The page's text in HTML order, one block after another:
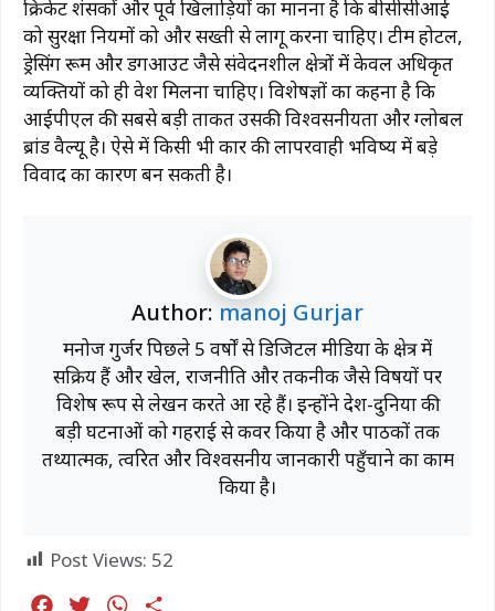
क्रिकेट प्रशंसकों और पूर्व खिलाड़ियों का मानना है कि बीसीसीआई
को सुरक्षा नियमों को और सख्ती से लागू करना चाहिए। टीम होटल,
ड्रेसिंग रूम और डगआउट जैसे संवेदनशील क्षेत्रों में केवल अधिकृत
व्यक्तियों को ही प्रवेश मिलना चाहिए। विशेषज्ञों का कहना है कि
आईपीएल की सबसे बड़ी ताकत उसकी विश्वसनीयता और ग्लोबल
ब्रांड वैल्यू है। ऐसे में किसी भी प्रकार की लापरवाही भविष्य में बड़े
विवाद का कारण बन सकती है।
Author: manoj Gurjar
मनोज गुर्जर पिछले 5 वर्षों से डिजिटल मीडिया के क्षेत्र में
सक्रिय हैं और खेल, राजनीति और तकनीक जैसे विषयों पर
विशेष रूप से लेखन करते आ रहे हैं। इन्होंने देश-दुनिया की
बड़ी घटनाओं को गहराई से कवर किया है और पाठकों तक
तथ्यात्मक, त्वरित और विश्वसनीय जानकारी पहुँचाने का काम
किया है।
Post Views: 52
W